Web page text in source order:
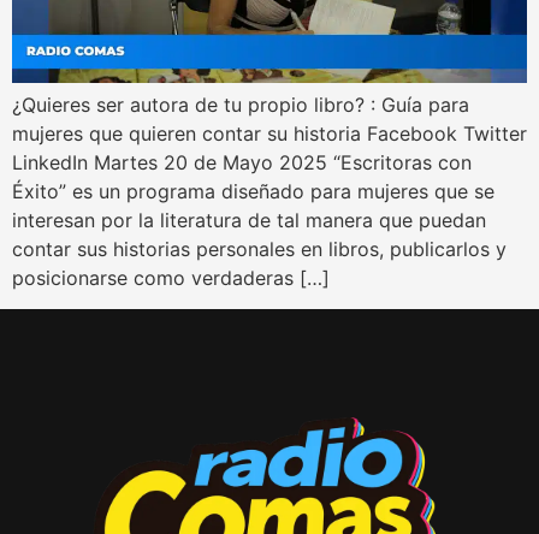
¿Quieres ser autora de tu propio libro? : Guía para
mujeres que quieren contar su historia Facebook Twitter
LinkedIn Martes 20 de Mayo 2025 “Escritoras con
Éxito” es un programa diseñado para mujeres que se
interesan por la literatura de tal manera que puedan
contar sus historias personales en libros, publicarlos y
posicionarse como verdaderas […]